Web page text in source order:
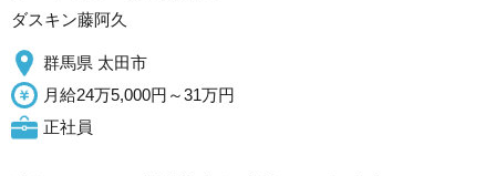
ダスキン藤阿久
群馬県 太田市
月給24万5,000円～31万円
正社員